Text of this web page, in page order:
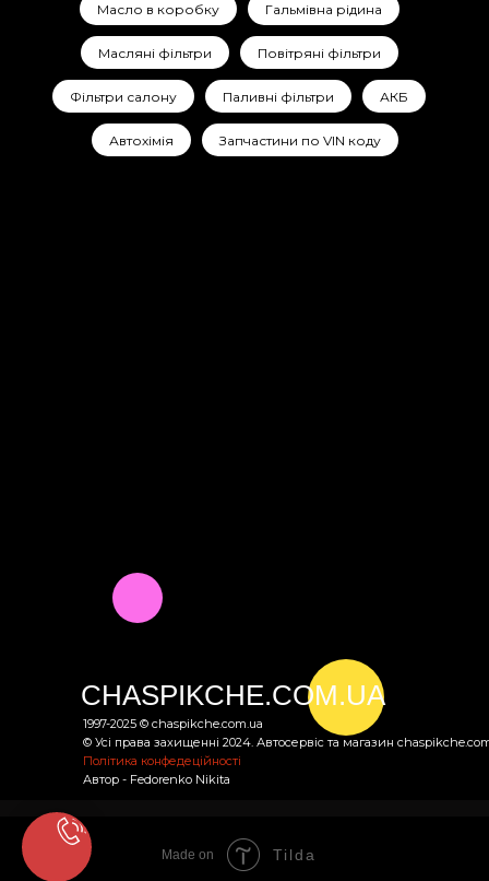
Масло в коробку Гальмівна рідина
Масляні фільтри Повітряні фільтри
Фільтри салону Паливні фільтри АКБ
Автохімія Запчастини по VIN коду
CHASPIKCHE.COM.UA
1997-2025 © chaspikche.com.ua
© Усі права захищенні 2024. Автосервіс та магазин
Політика конфедеційності
Автор - Fedorenko Nikita
Made on Tilda